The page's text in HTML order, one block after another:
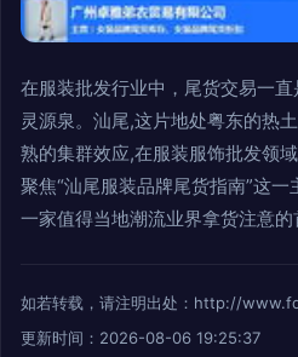
在服装批发行业中，尾货交易一
灵源泉。汕尾,这片地处粤东的热
熟的集群效应,在服装服饰批发领
聚焦“汕尾服装品牌尾货指南”这
一家值得当地潮流业界拿货注意
如若转载，请注明出处：http://
更新时间：2026-08-06 19:25:37